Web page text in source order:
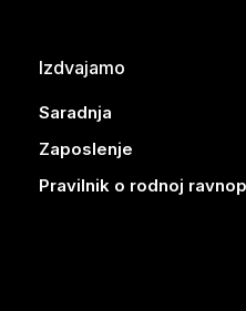
Izdvajamo
Saradnja
Zaposlenje
Pravilnik o rodnoj